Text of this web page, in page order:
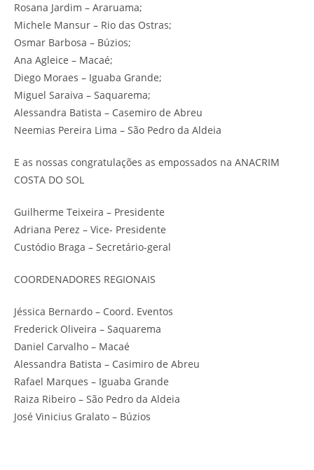
Rosana Jardim – Araruama;
Michele Mansur – Rio das Ostras;
Osmar Barbosa – Búzios;
Ana Agleice – Macaé;
Diego Moraes – Iguaba Grande;
Miguel Saraiva – Saquarema;
Alessandra Batista – Casemiro de Abreu
Neemias Pereira Lima – São Pedro da Aldeia
E as nossas congratulações as empossados na ANACRIM
COSTA DO SOL
Guilherme Teixeira – Presidente
Adriana Perez – Vice- Presidente
Custódio Braga – Secretário-geral
COORDENADORES REGIONAIS
Jéssica Bernardo – Coord. Eventos
Frederick Oliveira – Saquarema
Daniel Carvalho – Macaé
Alessandra Batista – Casimiro de Abreu
Rafael Marques – Iguaba Grande
Raiza Ribeiro – São Pedro da Aldeia
José Vinicius Gralato – Búzios